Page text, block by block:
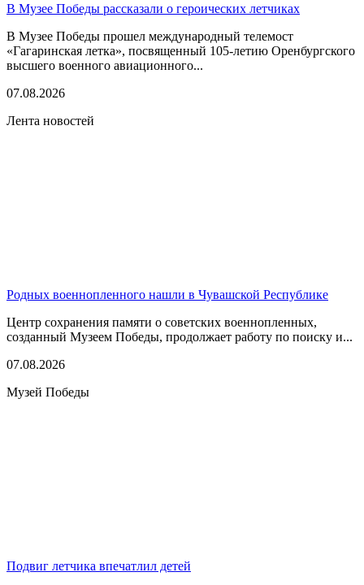
В Музее Победы рассказали о героических летчиках
В Музее Победы прошел международный телемост
«Гагаринская летка», посвященный 105-летию Оренбургского
высшего военного авиационного...
07.08.2026
Лента новостей
Родных военнопленного нашли в Чувашской Республике
Центр сохранения памяти о советских военнопленных,
созданный Музеем Победы, продолжает работу по поиску и...
07.08.2026
Музей Победы
Подвиг летчика впечатлил детей